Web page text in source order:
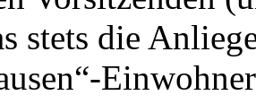
stets die